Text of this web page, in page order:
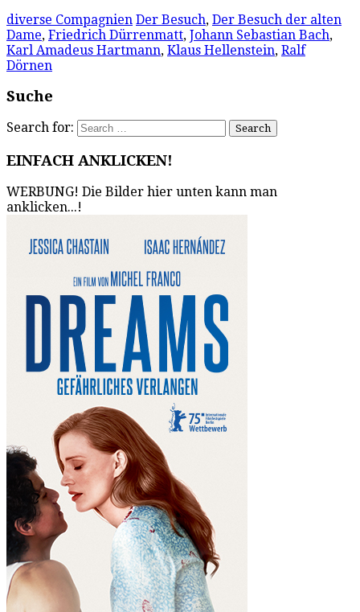
diverse Compagnien Der Besuch, Der Besuch der alten
Dame, Friedrich Dürrenmatt, Johann Sebastian Bach,
Karl Amadeus Hartmann, Klaus Hellenstein, Ralf
Dörnen
Suche
Search for:
EINFACH ANKLICKEN!
WERBUNG! Die Bilder hier unten kann man
anklicken...!